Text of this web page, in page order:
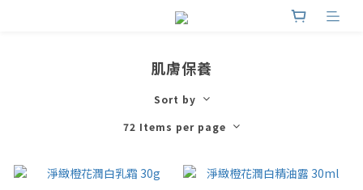
肌膚保養
Sort by
72 Items per page